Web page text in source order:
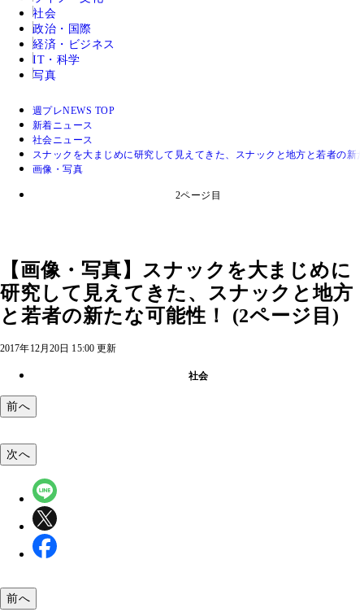
社会
政治・国際
経済・ビジネス
IT・科学
写真
週プレNEWS TOP
新着ニュース
社会ニュース
スナックを大まじめに研究して見えてきた、スナックと地方と若者の新
画像・写真
2ページ目
【画像・写真】スナックを大まじめに
研究して見えてきた、スナックと地方
と若者の新たな可能性！ (2ページ目)
2017年12月20日 15:00 更新
社会
前へ
次へ
前へ